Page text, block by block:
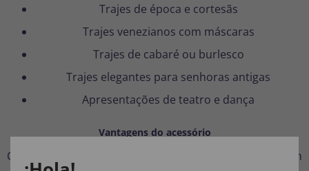
Trajes de época e cortesãs
Trajes venezianos com máscaras
Trajes de cabaré ou burlesco
Trajes elegantes para senhoras antigas
Apresentações de teatro e dança
Vantagens do acessório
Com este
, você pode adicionar um